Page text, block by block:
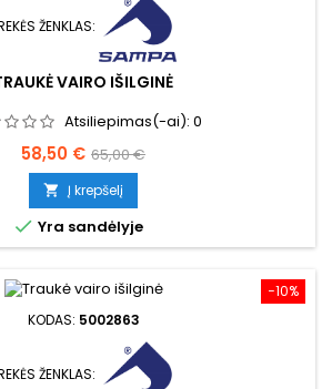
ŽENKLAS:
VAIRO IŠILGINĖ
Atsiliepimas(-ai): 0
Kaina
58,50 € Bazinė
kaina
65,00 €
 Į krepšelį
 Yra sandėlyje
−10%
KODAS: 5002863
ŽENKLAS: